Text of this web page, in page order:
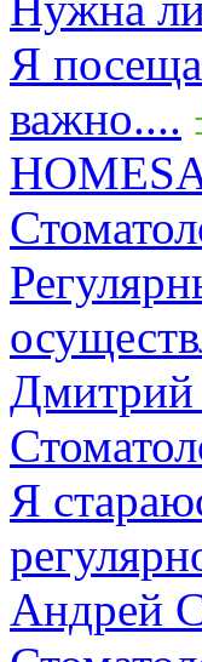
Я
важно....
Дмитрий
Я
Андрей